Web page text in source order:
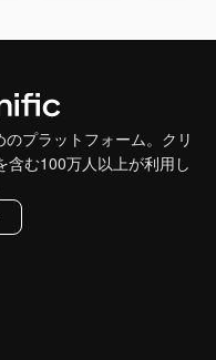
プラットフォーム。クリ
含む100万人以上が利用し